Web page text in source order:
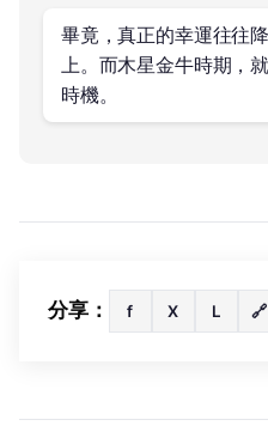
畢竟，真正的幸運往往
上。而木星金牛時期，
時機。
分享： f X L 🔗